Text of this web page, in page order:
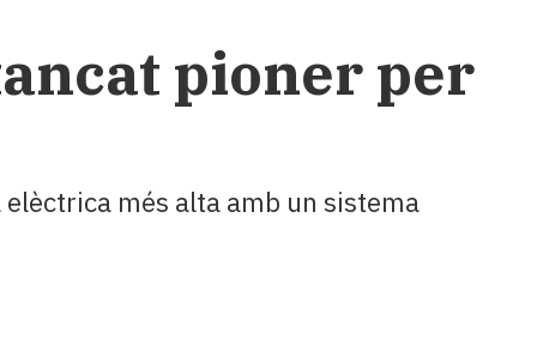
pioner per
més alta amb un sistema